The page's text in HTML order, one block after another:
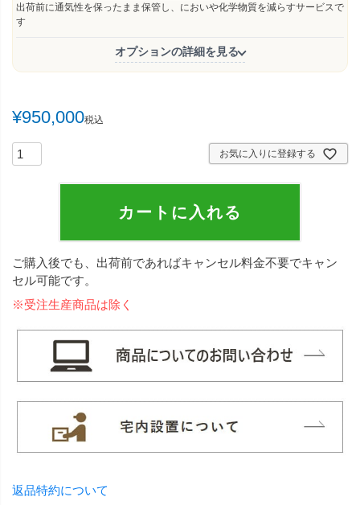
須
出荷前に通気性を保ったまま保管し、においや化学物質を減らすサービスで
す
オプションの詳細を見る
¥950,000税込
お気に入りに登録する
カートに入れる
ご購入後でも、出荷前であればキャンセル料金不要でキャン
セル可能です。
※受注生産商品は除く
返品特約について